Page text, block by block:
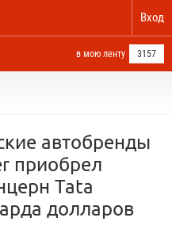
Вход
в мою ленту 3157
автобренды
приобрел
Tata
долларов